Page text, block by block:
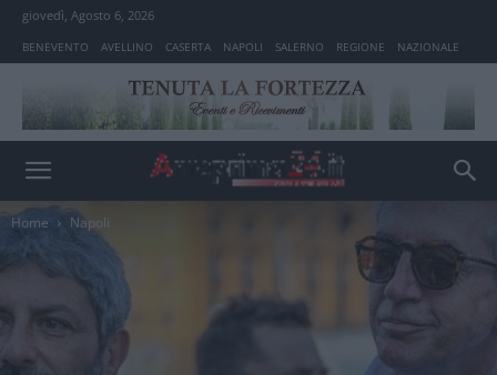
giovedì, Agosto 6, 2026
BENEVENTO AVELLINO CASERTA NAPOLI SALERNO REGIONE NAZIONALE
Home Napoli